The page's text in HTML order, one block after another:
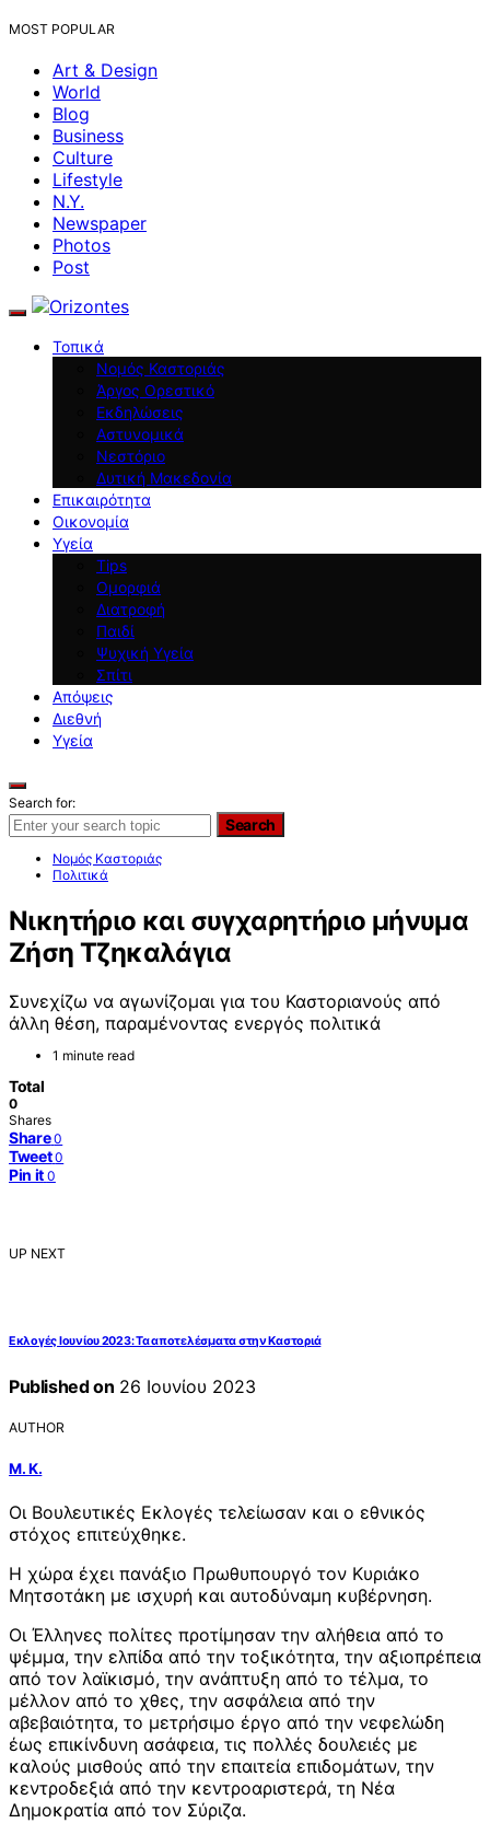
MOST POPULAR
Art & Design
World
Blog
Business
Culture
Lifestyle
N.Y.
Newspaper
Photos
Post
Τοπικά
Νομός Καστοριάς
Άργος Ορεστικό
Εκδηλώσεις
Αστυνομικά
Νεστόριο
Δυτική Μακεδονία
Επικαιρότητα
Οικονομία
Υγεία
Tips
Ομορφιά
Διατροφή
Παιδί
Ψυχική Υγεία
Σπίτι
Απόψεις
Διεθνή
Υγεία
Search for:
Search
Νομός Καστοριάς
Πολιτικά
Νικητήριο και συγχαρητήριο μήνυμα
Ζήση Τζηκαλάγια
Συνεχίζω να αγωνίζομαι για του Καστοριανούς από
άλλη θέση, παραμένοντας ενεργός πολιτικά
1 minute read
Total
0
Shares
Share 0
Tweet 0
Pin it 0
UP NEXT
Εκλογές Ιουνίου 2023: Τα αποτελέσματα στην Καστοριά
Published on 26 Ιουνίου 2023
AUTHOR
Μ. Κ.
Οι Βουλευτικές Εκλογές τελείωσαν και ο εθνικός
στόχος επιτεύχθηκε.
Η χώρα έχει πανάξιο Πρωθυπουργό τον Κυριάκο
Μητσοτάκη με ισχυρή και αυτοδύναμη κυβέρνηση.
Οι Έλληνες πολίτες προτίμησαν την αλήθεια από το
ψέμμα, την ελπίδα από την τοξικότητα, την αξιοπρέπεια
από τον λαϊκισμό, την ανάπτυξη από το τέλμα, το
μέλλον από το χθες, την ασφάλεια από την
αβεβαιότητα, το μετρήσιμο έργο από την νεφελώδη
έως επικίνδυνη ασάφεια, τις πολλές δουλειές με
καλούς μισθούς από την επαιτεία επιδομάτων, την
κεντροδεξιά από την κεντροαριστερά, τη Νέα
Δημοκρατία από τον Σύριζα.